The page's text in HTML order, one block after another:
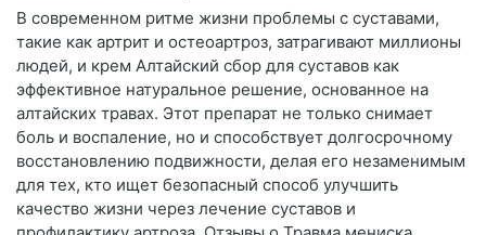
В современном ритме жизни проблемы с суставами,
такие как артрит и остеоартроз, затрагивают миллионы
людей, и крем Алтайский сбор для суставов как
эффективное натуральное решение, основанное на
алтайских травах. Этот препарат не только снимает
боль и воспаление, но и способствует долгосрочному
восстановлению подвижности, делая его незаменимым
для тех, кто ищет безопасный способ улучшить
качество жизни через лечение суставов и